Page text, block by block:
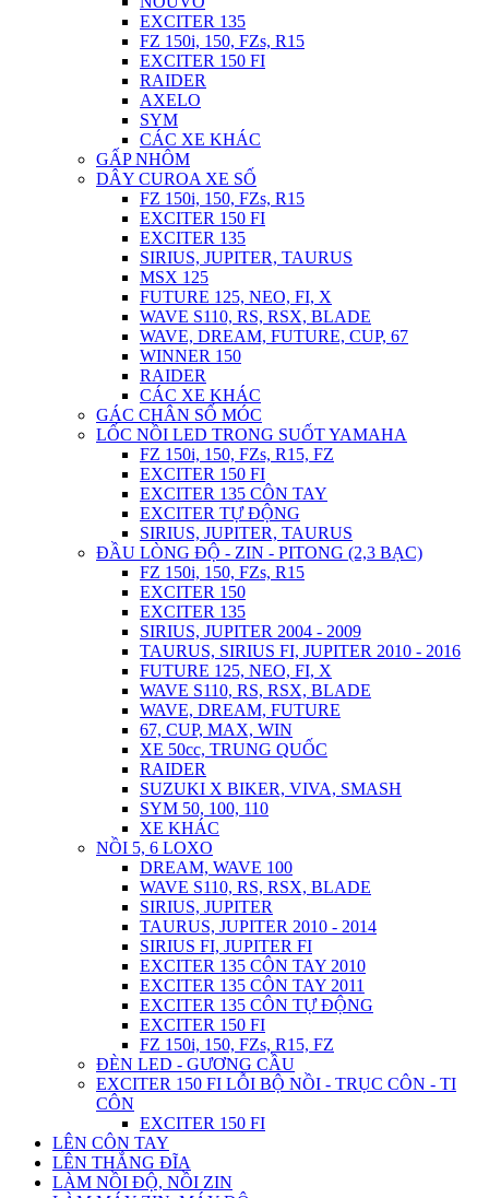
EXCITER 135
FZ 150i, 150, FZs, R15
EXCITER 150 FI
RAIDER
AXELO
SYM
CÁC XE KHÁC
GẤP NHÔM
DÂY CUROA XE SỐ
FZ 150i, 150, FZs, R15
EXCITER 150 FI
EXCITER 135
SIRIUS, JUPITER, TAURUS
MSX 125
FUTURE 125, NEO, FI, X
WAVE S110, RS, RSX, BLADE
WAVE, DREAM, FUTURE, CUP, 67
WINNER 150
RAIDER
CÁC XE KHÁC
GÁC CHÂN SỐ MÓC
LỐC NỒI LED TRONG SUỐT YAMAHA
FZ 150i, 150, FZs, R15, FZ
EXCITER 150 FI
EXCITER 135 CÔN TAY
EXCITER TỰ ĐỘNG
SIRIUS, JUPITER, TAURUS
ĐẦU LÒNG ĐỘ - ZIN - PITONG (2,3 BẠC)
FZ 150i, 150, FZs, R15
EXCITER 150
EXCITER 135
SIRIUS, JUPITER 2004 - 2009
TAURUS, SIRIUS FI, JUPITER 2010 - 2016
FUTURE 125, NEO, FI, X
WAVE S110, RS, RSX, BLADE
WAVE, DREAM, FUTURE
67, CUP, MAX, WIN
XE 50cc, TRUNG QUỐC
RAIDER
SUZUKI X BIKER, VIVA, SMASH
SYM 50, 100, 110
XE KHÁC
NỒI 5, 6 LOXO
DREAM, WAVE 100
WAVE S110, RS, RSX, BLADE
SIRIUS, JUPITER
TAURUS, JUPITER 2010 - 2014
SIRIUS FI, JUPITER FI
EXCITER 135 CÔN TAY 2010
EXCITER 135 CÔN TAY 2011
EXCITER 135 CÔN TỰ ĐỘNG
EXCITER 150 FI
FZ 150i, 150, FZs, R15, FZ
ĐÈN LED - GƯƠNG CẦU
EXCITER 150 FI LỖI BỘ NỒI - TRỤC CÔN - TI
CÔN
EXCITER 150 FI
LÊN CÔN TAY
LÊN THẮNG ĐĨA
LÀM NỒI ĐỘ, NỒI ZIN